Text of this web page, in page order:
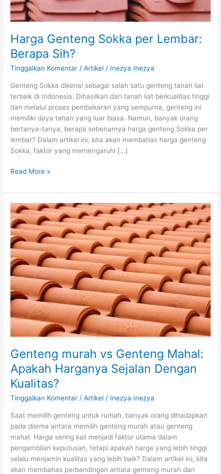
Harga Genteng Sokka per Lembar:
Berapa Sih?
Tinggalkan Komentar /Artikel / Inezya Inezya
Genteng Sokka dikenal sebagai salah satu genteng tanah liat
terbaik di Indonesia. Dihasilkan dari tanah liat berkualitas tinggi
dan melalui proses pembakaran yang sempurna, genteng ini
memiliki daya tahan yang luar biasa. Namun, banyak orang
bertanya-tanya, berapa sebenarnya harga genteng Sokka per
lembar? Dalam artikel ini, kita akan membahas harga genteng
Sokka, faktor yang memengaruhi […]
Read More »
Genteng murah vs Genteng Mahal:
Apakah Harganya Sejalan Dengan
Kualitas?
Tinggalkan Komentar /Artikel / Inezya Inezya
Saat memilih genteng untuk rumah, banyak orang dihadapkan
pada dilema antara memilih genteng murah atau genteng
mahal. Harga sering kali menjadi faktor utama dalam
pengambilan keputusan, tetapi apakah harga yang lebih tinggi
selalu menjamin kualitas yang lebih baik? Dalam artikel ini, kita
akan membahas perbandingan antara genteng murah dan
Genteng
murah
vs
Genteng
Mahal:
Apakah
Harganya
Sejalan
Dengan
Kualitas?